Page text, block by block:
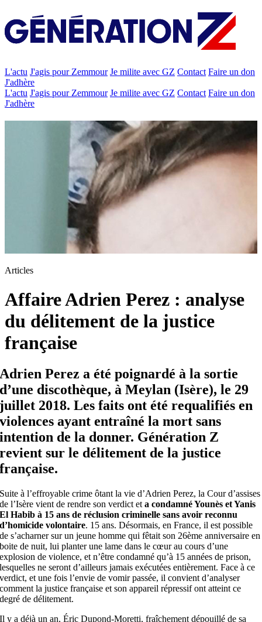
L'actu J'agis pour Zemmour Je milite avec GZ Contact Faire un don
J'adhère
L'actu J'agis pour Zemmour Je milite avec GZ Contact Faire un don
J'adhère
Articles
Affaire Adrien Perez : analyse
du délitement de la justice
française
Adrien Perez a été poignardé à la sortie
d’une discothèque, à Meylan (Isère), le 29
juillet 2018. Les faits ont été requalifiés en
violences ayant entraîné la mort sans
intention de la donner. Génération Z
revient sur le délitement de la justice
française.
Suite à l’effroyable crime ôtant la vie d’Adrien Perez, la Cour d’assises
de l’Isère vient de rendre son verdict eta condamné Younès et Yanis
El Habib à 15 ans de réclusion criminelle sans avoir reconnu
d’homicide volontaire. 15 ans. Désormais, en France, il est possible
de s’acharner sur un jeune homme qui fêtait son 26ème anniversaire en
boite de nuit, lui planter une lame dans le cœur au cours d’une
explosion de violence, et n’être condamné qu’à 15 années de prison,
lesquelles ne seront d’ailleurs jamais exécutées entièrement. Face à ce
verdict, et une fois l’envie de vomir passée, il convient d’analyser
comment la justice française et son appareil répressif ont atteint ce
degré de délitement.
Il y a déjà un an, Éric Dupond-Moretti, fraîchement dépouillé de sa